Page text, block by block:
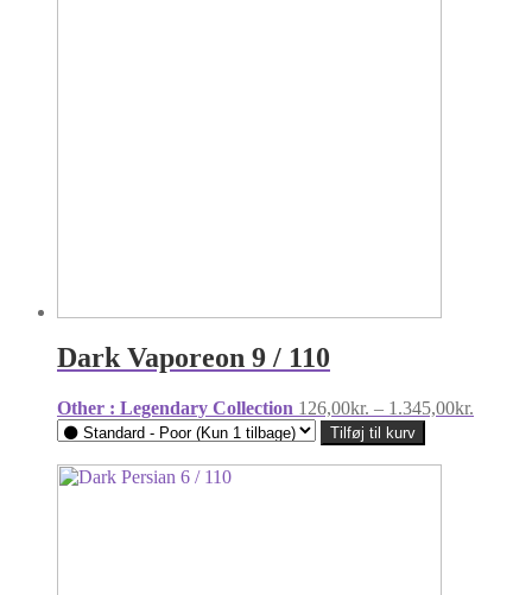
Dark Vaporeon 9 / 110
Other : Legendary Collection 126,00kr. – 1.345,00kr.
Tilføj til kurv